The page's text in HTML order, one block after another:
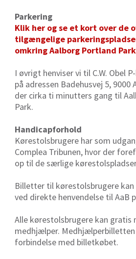
Parkering
Klik her og se et kort over de
tilgængelige
omkring Aalborg Portland
I øvrigt henviser vi til C.W. Obel
på adressen Badehusvej 5, 9000
der cirka ti minutters gang til
Park.
Handicapforhold
Kørestolsbrugere har som
Complea Tribunen, hvor der
op til de særlige
Billetter til kørestolsbrugere
ved direkte henvendelse til AaB
Alle kørestolsbrugere kan gratis
medhjælper. Medhjælperbilletten
forbindelse med billetkøbet.